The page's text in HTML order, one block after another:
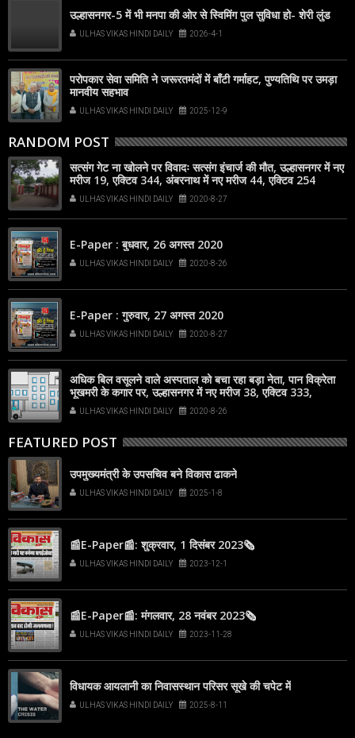
उल्हासनगर-5 में भी मनपा की ओर से स्विमिंग पुल सुविधा हो- शेरी लुंड
ULHAS VIKAS HINDI DAILY 2026-4-1
परोपकार सेवा समिति ने जरूरतमंदों में बाँटी गर्माहट, पुण्यतिथि पर उमड़ा
मानवीय सहभाव
ULHAS VIKAS HINDI DAILY 2025-12-9
RANDOM POST
सत्संग गेट ना खोलने पर विवादः सत्संग इंचार्ज की मौत, उल्हासनगर में नए
मरीज 19, एक्टिव 344, अंबरनाथ में नए मरीज 44, एक्टिव 254
ULHAS VIKAS HINDI DAILY 2020-8-27
E-Paper : बुधवार, 26 अगस्त 2020
ULHAS VIKAS HINDI DAILY 2020-8-26
E-Paper : गुरुवार, 27 अगस्त 2020
ULHAS VIKAS HINDI DAILY 2020-8-27
अधिक बिल वसूलने वाले अस्पताल को बचा रहा बड़ा नेता, पान विक्रेता
भूखमरी के कगार पर, उल्हासनगर में नए मरीज 38, एक्टिव 333,
अंबरनाथ में नए मरीज 33, एक्टिव 242
ULHAS VIKAS HINDI DAILY 2020-8-26
FEATURED POST
उपमुख्यमंत्री के उपसचिव बने विकास ढाकने
ULHAS VIKAS HINDI DAILY 2025-1-8
📰E-Paper📰: शुक्रवार, 1 दिसंबर 2023🗞
ULHAS VIKAS HINDI DAILY 2023-12-1
📰E-Paper📰: मंगलवार, 28 नवंबर 2023🗞
ULHAS VIKAS HINDI DAILY 2023-11-28
विधायक आयलानी का निवासस्थान परिसर सूखे की चपेट में
ULHAS VIKAS HINDI DAILY 2025-8-11